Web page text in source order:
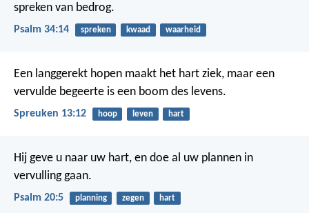
spreken van bedrog.
Psalm 34:14 spreken kwaad waarheid
Een langgerekt hopen maakt het hart ziek, maar een
vervulde begeerte is een boom des levens.
Spreuken 13:12 hoop leven hart
Hij geve u naar uw hart, en doe al uw plannen in
vervulling gaan.
Psalm 20:5 planning zegen hart